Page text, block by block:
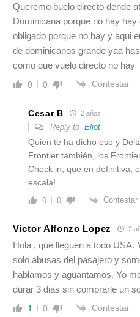
Queremo buelo directo dende
Dominicana porque no hay
obligado porque no hay y aqui
de dominicanos grande yaa
como que vuelo directo no hay
0 0 Contestar
Cesar B 2 años
Reply to Eliot
Quien te ha dicho eso y
Frontier también, los
Check in, que en definitiva,
escala!
0 0 Contestar
Victor Alfonzo Lopez 2
Hola , que lleguen a todo USA.
solo abusas del pasajero y
hablamos y aguantamos. Yo
durar 3 dias sin comprarle un
1 0 Contestar